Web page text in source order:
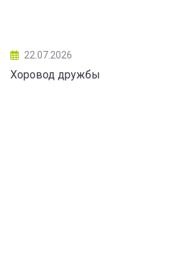
22.07.2026
Хоровод дружбы